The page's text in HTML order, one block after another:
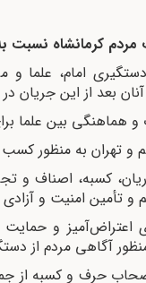
مردم کرمانشاه نسبت
امام، علما و
بعد از این جریان
هماهنگی بین علما
و تهران به منظور کسب
کسبه، اصناف و
تأمین امنیت و آزادی
اعتراض‌آمیز و
آگاهی مردم از
حرف و کسبه از